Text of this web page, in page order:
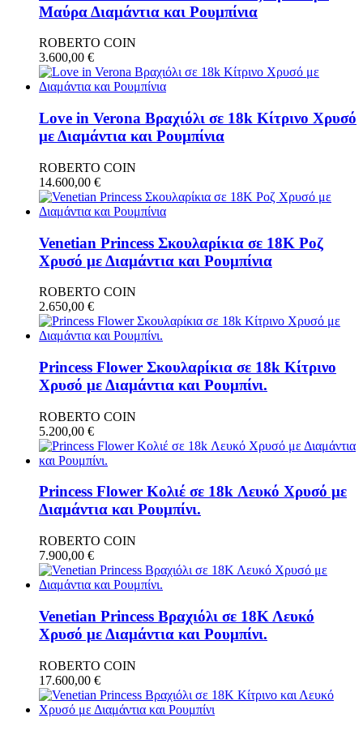
Μαύρα Διαμάντια και Ρουμπίνια
ROBERTO COIN
3.600,00 €
Love in Verona Βραχιόλι σε 18k Κίτρινο Χρυσό
με Διαμάντια και Ρουμπίνια
ROBERTO COIN
14.600,00 €
Venetian Princess Σκουλαρίκια σε 18Κ Ροζ
Χρυσό με Διαμάντια και Ρουμπίνια
ROBERTO COIN
2.650,00 €
Princess Flower Σκουλαρίκια σε 18k Κίτρινο
Χρυσό με Διαμάντια και Ρουμπίνι.
ROBERTO COIN
5.200,00 €
Princess Flower Κολιέ σε 18k Λευκό Χρυσό με
Διαμάντια και Ρουμπίνι.
ROBERTO COIN
7.900,00 €
Venetian Princess Βραχιόλι σε 18Κ Λευκό
Χρυσό με Διαμάντια και Ρουμπίνι.
ROBERTO COIN
17.600,00 €